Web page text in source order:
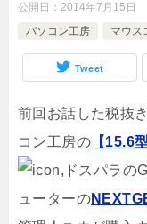
公開日： 2014年7月15日
パソコン工房
マウス
Tweet
前回お話した税抜
コン工房の 【15.6
,ドスパラの
ューターの